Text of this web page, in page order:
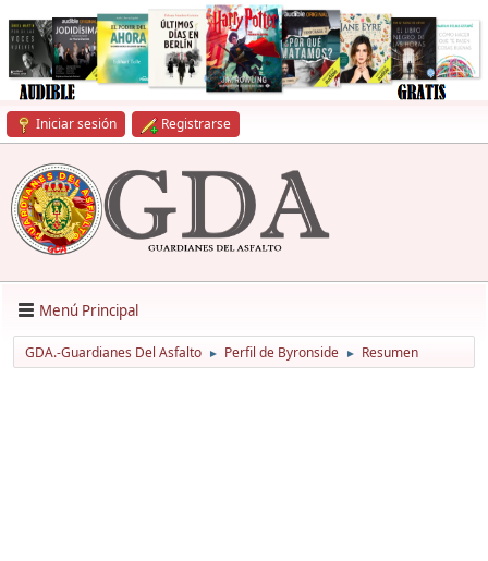
Iniciar sesión Registrarse
Menú Principal
GDA.-Guardianes Del Asfalto ► Perfil de Byronside ► Resumen